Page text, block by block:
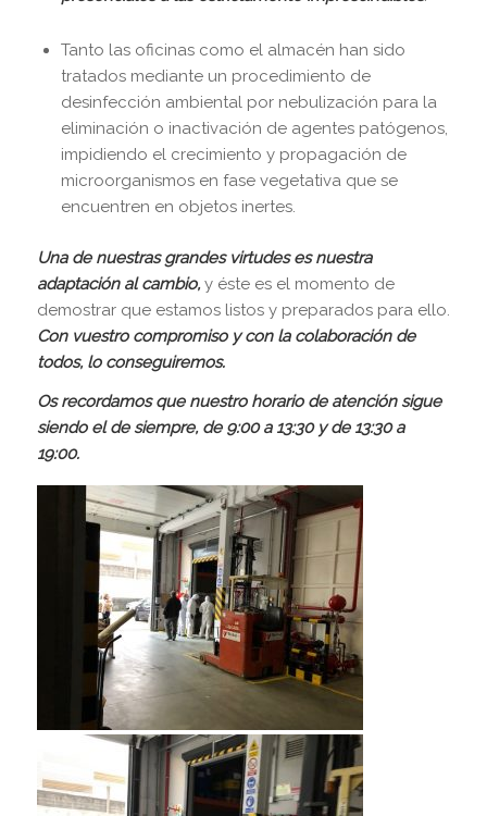
Tanto las oficinas como el almacén han sido
tratados mediante un procedimiento de
desinfección ambiental por nebulización para la
eliminación o inactivación de agentes patógenos,
impidiendo el crecimiento y propagación de
microorganismos en fase vegetativa que se
encuentren en objetos inertes.
Una de nuestras grandes virtudes es nuestra
adaptación al cambio,y éste es el momento de
demostrar que estamos listos y preparados para ello.
Con vuestro compromiso y con la colaboración de
todos, lo conseguiremos.
Os recordamos que nuestro horario de atenciónsigue
siendo el de siempre, de 9:00 a 13:30 y de 13:30 a
19:00.